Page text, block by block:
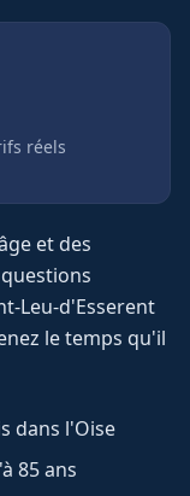
réels
et des
Leu-d'Esserent
le temps qu'il
dans l'Oise
85 ans